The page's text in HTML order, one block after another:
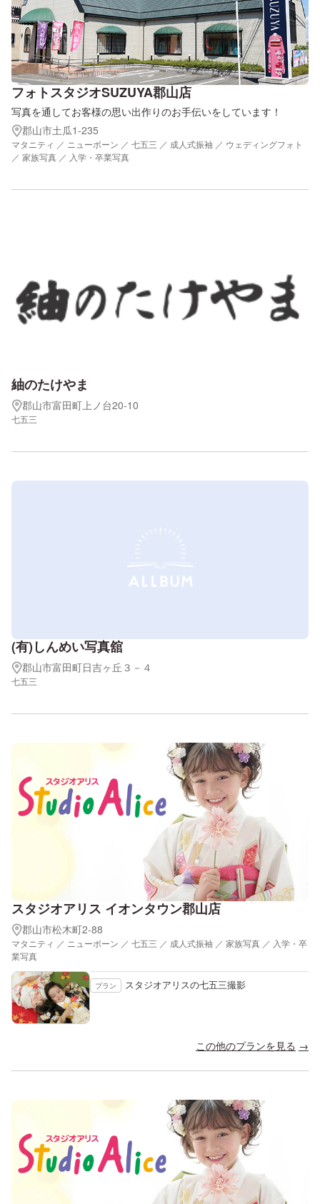
フォトスタジオSUZUYA郡山店
写真を通してお客様の思い出作りのお手伝いをしています！
郡山市土瓜1-235
マタニティ ／ ニューボーン ／ 七五三 ／ 成人式振袖 ／ ウェディングフォト
／ 家族写真 ／ 入学・卒業写真
紬のたけやま
郡山市富田町上ノ台20-10
七五三
(有)しんめい写真舘
郡山市富田町日吉ヶ丘３－４
七五三
スタジオアリス イオンタウン郡山店
郡山市松木町2-88
マタニティ ／ ニューボーン ／ 七五三 ／ 成人式振袖 ／ 家族写真 ／ 入学・卒
業写真
プラン スタジオアリスの七五三撮影
この他のプランを見る